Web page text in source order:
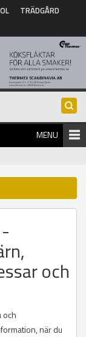
TRÄDGÅRD
MENU
och
och
när du